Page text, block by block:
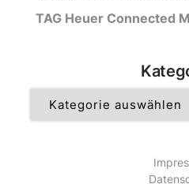
TAG Heuer Connected